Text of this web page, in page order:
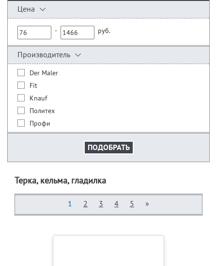
Цена
- руб.
Производитель
Der Maler
Fit
Knauf
Политех
Профи
Терка, кельма, гладилка
1 2 3 4 5 »